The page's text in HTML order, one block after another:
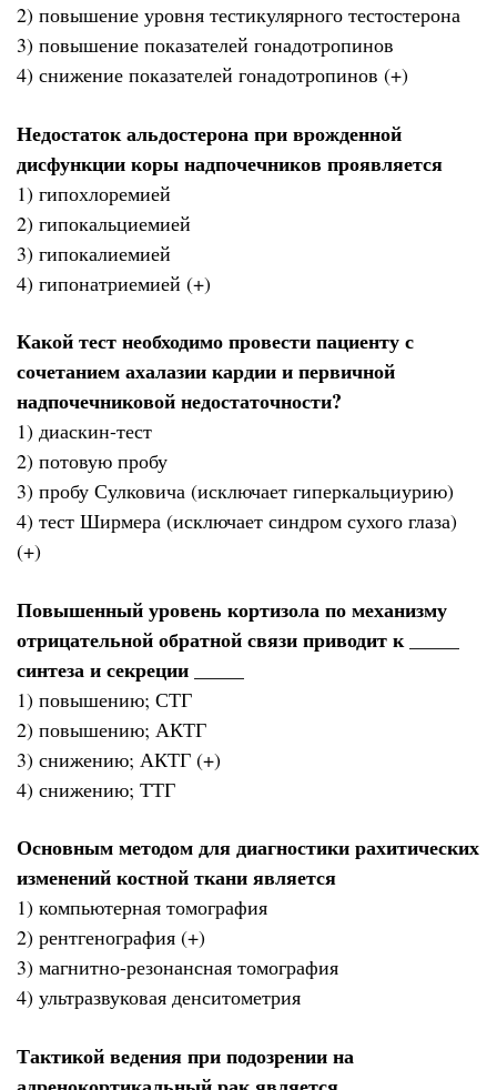
2) повышение уровня тестикулярного тестостерона
3) повышение показателей гонадотропинов
4) снижение показателей гонадотропинов (+)
Недостаток альдостерона при врожденной
дисфункции коры надпочечников проявляется
1) гипохлоремией
2) гипокальциемией
3) гипокалиемией
4) гипонатриемией (+)
Какой тест необходимо провести пациенту с
сочетанием ахалазии кардии и первичной
надпочечниковой недостаточности?
1) диаскин-тест
2) потовую пробу
3) пробу Сулковича (исключает гиперкальциурию)
4) тест Ширмера (исключает синдром сухого глаза)
(+)
Повышенный уровень кортизола по механизму
отрицательной обратной связи приводит к _____
синтеза и секреции _____
1) повышению; СТГ
2) повышению; АКТГ
3) снижению; АКТГ (+)
4) снижению; ТТГ
Основным методом для диагностики рахитических
изменений костной ткани является
1) компьютерная томография
2) рентгенография (+)
3) магнитно-резонансная томография
4) ультразвуковая денситометрия
Тактикой ведения при подозрении на